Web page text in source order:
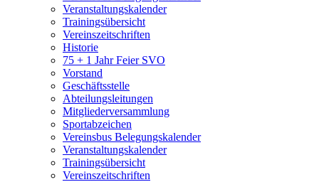
Veranstaltungskalender
Trainingsübersicht
Vereinszeitschriften
Historie
75 + 1 Jahr Feier SVO
Vorstand
Geschäftsstelle
Abteilungsleitungen
Mitgliederversammlung
Sportabzeichen
Vereinsbus Belegungskalender
Veranstaltungskalender
Trainingsübersicht
Vereinszeitschriften